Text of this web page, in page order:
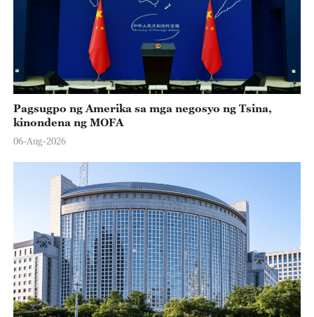
Pagsugpo ng Amerika sa mga negosyo ng Tsina,
kinondena ng MOFA
06-Aug-2026